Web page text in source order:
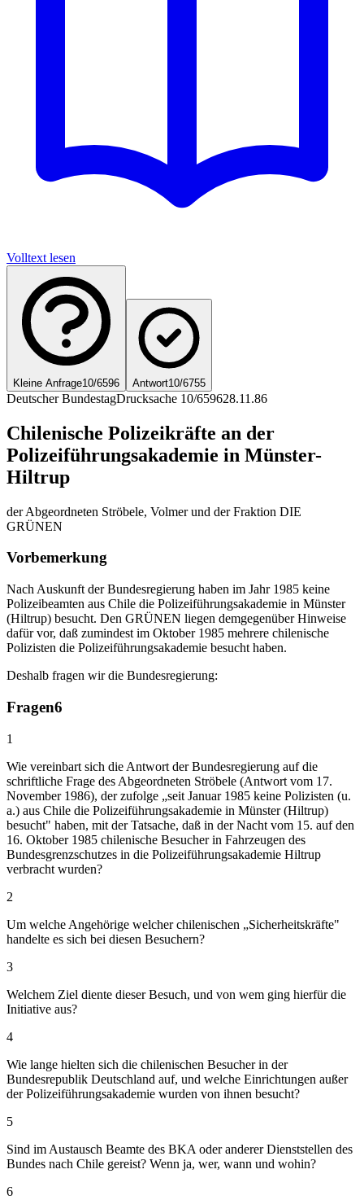
Volltext lesen
Kleine Anfrage10/6596 Antwort10/6755
Deutscher BundestagDrucksache 10/659628.11.86
Chilenische Polizeikräfte an der
Polizeiführungsakademie in Münster-
Hiltrup
der Abgeordneten Ströbele, Volmer und der Fraktion DIE
GRÜNEN
Vorbemerkung
Nach Auskunft der Bundesregierung haben im Jahr 1985 keine
Polizeibeamten aus Chile die Polizeiführungsakademie in Münster
(Hiltrup) besucht. Den GRÜNEN liegen demgegenüber Hinweise
dafür vor, daß zumindest im Oktober 1985 mehrere chilenische
Polizisten die Polizeiführungsakademie besucht haben.
Deshalb fragen wir die Bundesregierung:
Fragen6
1
Wie vereinbart sich die Antwort der Bundesregierung auf die
schriftliche Frage des Abgeordneten Ströbele (Antwort vom 17.
November 1986), der zufolge „seit Januar 1985 keine Polizisten (u.
a.) aus Chile die Polizeiführungsakademie in Münster (Hiltrup)
besucht" haben, mit der Tatsache, daß in der Nacht vom 15. auf den
16. Oktober 1985 chilenische Besucher in Fahrzeugen des
Bundesgrenzschutzes in die Polizeiführungsakademie Hiltrup
verbracht wurden?
2
Um welche Angehörige welcher chilenischen „Sicherheitskräfte"
handelte es sich bei diesen Besuchern?
3
Welchem Ziel diente dieser Besuch, und von wem ging hierfür die
Initiative aus?
4
Wie lange hielten sich die chilenischen Besucher in der
Bundesrepublik Deutschland auf, und welche Einrichtungen außer
der Polizeiführungsakademie wurden von ihnen besucht?
5
Sind im Austausch Beamte des BKA oder anderer Dienststellen des
Bundes nach Chile gereist? Wenn ja, wer, wann und wohin?
6